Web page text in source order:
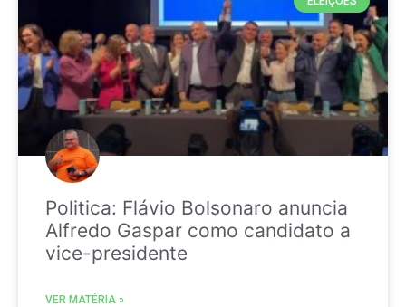
Politica: Flávio Bolsonaro anuncia
Alfredo Gaspar como candidato a
vice-presidente
VER MATÉRIA »